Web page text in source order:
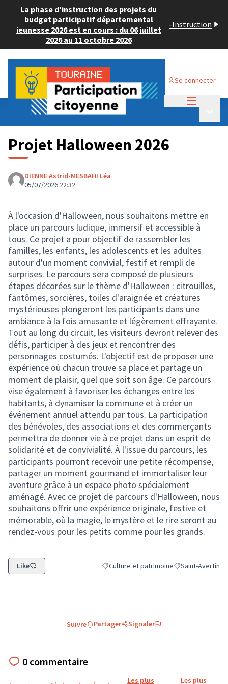
La phase d'instruction des projets du
budget participatif départemental
jeunesse 2026 est en cours : du 06 juillet
2026 au 11 octobre 2026
-Instruction
Se connecter
Budget Participatif JEUNESSE 2026
💡 Consulter les projets déposés
Projet Halloween 2026
DIENNE Astrid-MESBAHI Léa
05/07/2026 22:32
À l'occasion d'Halloween, nous souhaitons mettre en
place un parcours ludique, immersif et accessible à
tous. Ce projet a pour objectif de rassembler les
familles, les enfants, les adolescents et les adultes
autour d'un moment convivial, festif et rempli de
surprises. Le parcours sera composé de plusieurs
étapes décorées sur le thème d'Halloween : citrouilles,
fantômes, sorcières, toiles d'araignée et créatures
mystérieuses plongeront les participants dans une
ambiance à la fois amusante et légèrement effrayante.
Tout au long du circuit, les visiteurs devront relever des
défis, participer à des jeux et rencontrer des
personnages costumés. L'objectif est de proposer une
expérience où chacun trouve sa place et partage un
moment de plaisir, quel que soit son âge. Ce parcours
vise également à favoriser les échanges entre les
habitants, à dynamiser la commune et à créer un
événement annuel attendu par tous. La participation
des bénévoles, des associations et des commerçants
permettra de donner vie à ce projet dans un esprit de
solidarité et de convivialité. À l'issue du parcours, les
participants pourront recevoir une petite récompense,
partager un moment gourmand et immortaliser leur
aventure grâce à un espace photo spécialement
aménagé. Avec ce projet de parcours d'Halloween, nous
souhaitons offrir une expérience originale, festive et
mémorable, où la magie, le mystère et le rire seront au
rendez-vous pour les petits comme pour les grands.
Like Filtrer les résultats de la catégorie :
Culture et patrimoineFiltrer les
Saint-Avertin
Suivre Partager Signaler
0 commentaire
Les plus Les plus